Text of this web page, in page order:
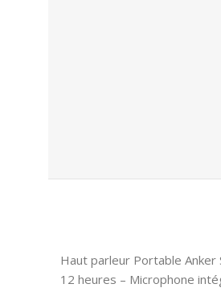
Haut parleur Portable Anker
12 heures – Microphone